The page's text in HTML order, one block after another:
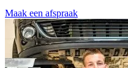
Maak een afspraak